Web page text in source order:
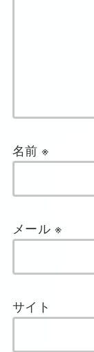
名前 ※
メール ※
サイト